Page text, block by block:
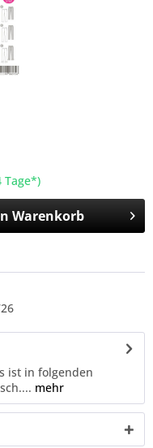
Tage*)
Warenkorb
ist in folgenden
mehr